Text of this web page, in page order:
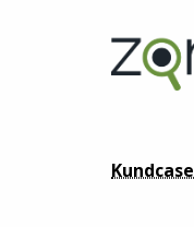
Kundcase